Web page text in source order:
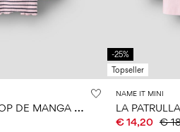
A
LGODÓN ORGÁNICO TOP DE MANGA LARGA
-25%
Topseller
NAME IT MINI
€ 14,20 €